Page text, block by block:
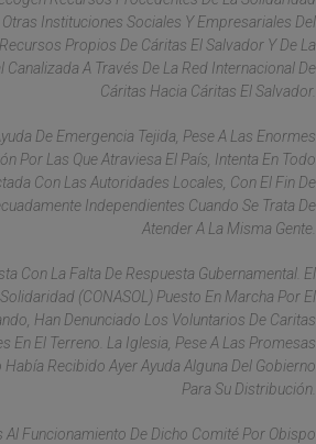
Instituciones Sociales Y Empresariales Del
Propios De Cáritas El Salvador Y De La
A Través De La Red Internacional De
Cáritas Hacia Cáritas El Salvador.
De Emergencia Tejida, Pese A Las Enormes
Por Las Que Atraviesa El País, Intenta En Todo
Con Las Autoridades Locales, Con El Fin De
Independientes Cuando Se Trata De
Atender A La Misma Gente.
Con La Falta De Respuesta Gubernamental. El
(CONASOL) Puesto En Marcha Por El
Han Denunciado Los Voluntarios De Caritas
En El Terreno. La Iglesia, Pese A Las Promesas
Recibido Ayer Ayuda Alguna Del Gobierno
Para Su Distribución.
Al Funcionamiento De Dicho Comité Por Obispo